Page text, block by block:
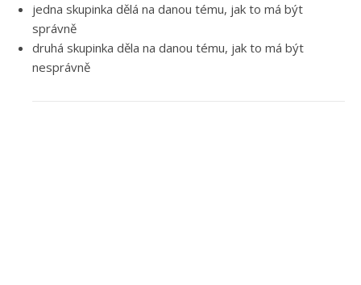
jedna skupinka dělá na danou tému, jak to má být
správně
druhá skupinka děla na danou tému, jak to má být
nesprávně